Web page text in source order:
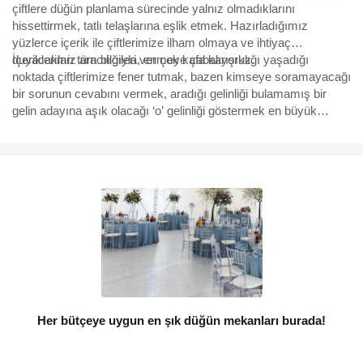
çiftlere düğün planlama sürecinde yalnız olmadıklarını
hissettirmek, tatlı telaşlarına eşlik etmek. Hazırladığımız
yüzlerce içerik ile çiftlerimize ilham olmaya ve ihtiyaç
duyacakları tüm bilgileri vermeye çabalıyoruz.
İçeriklerimiz aracılığıyla, en çok kafa karışıklığı yaşadığı
noktada çiftlerimize fener tutmak, bazen kimseye soramayacağı
bir sorunun cevabını vermek, aradığı gelinliği bulamamış bir
gelin adayına aşık olacağı ‘o’ gelinliği göstermek en büyük
Her bütçeye uygun en şık düğün mekanları burada!